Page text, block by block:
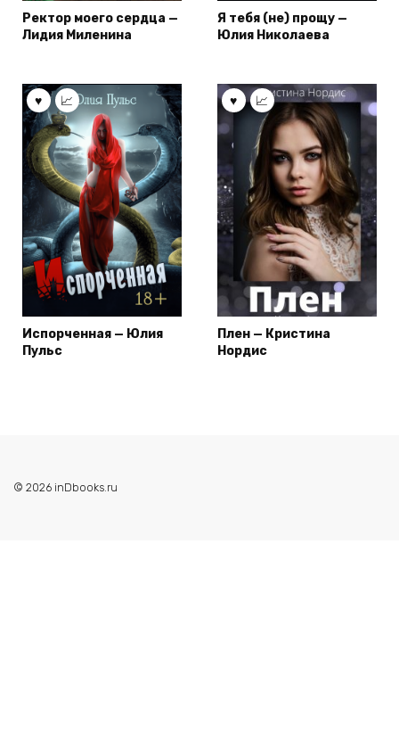
Ректор моего сердца —
Лидия Миленина
Я тебя (не) прощу —
Юлия Николаева
Испорченная — Юлия
Пульс
Плен — Кристина
Нордис
© 2026 inDbooks.ru